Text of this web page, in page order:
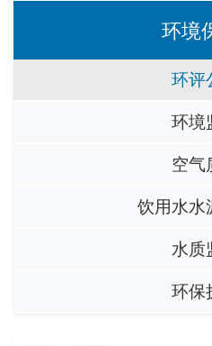
环境
环评
环境
空气
饮用水水
水质
环保